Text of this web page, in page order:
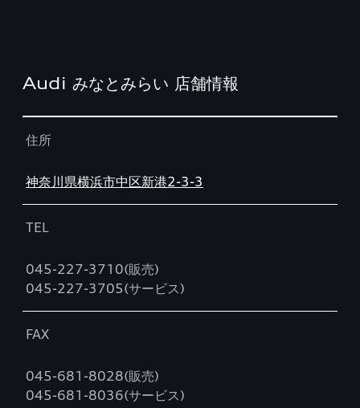
Audi みなとみらい 店舗情報
住所
神奈川県横浜市中区新港2-3-3
TEL
045-227-3710(販売)
045-227-3705(サービス)
FAX
045-681-8028(販売)
045-681-8036(サービス)